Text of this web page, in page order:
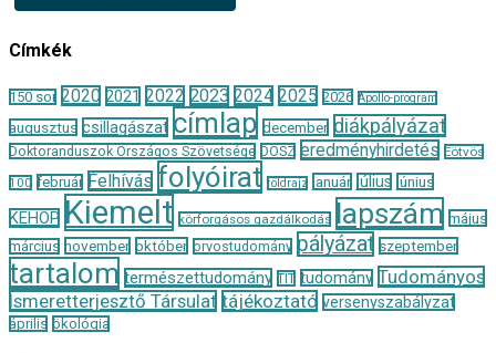
Címkék
150 sor 2020 2021 2022 2023 2024 2025 2026 Apollo-program
augusztus csillagászat címlap december diákpályázat
Doktoranduszok Országos Szövetsége DOSZ eredményhirdetés Eötvös
100 február Felhívás folyóirat földrajz január július június
KEHOP Kiemelt körforgásos gazdálkodás lapszám május
március november október orvostudomány pályázat szeptember
tartalom természettudomány TIT tudomány Tudományos
Ismeretterjesztő Társulat tájékoztató versenyszabályzat
április ökológia